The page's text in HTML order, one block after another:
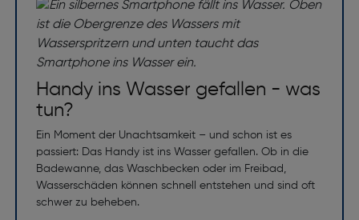
Handy ins Wasser gefallen - was
tun?
Ein Moment der Unachtsamkeit – und schon ist es
passiert: Das Handy ist ins Wasser gefallen. Ob in die
Badewanne, das Waschbecken oder im Freibad,
Wasserschäden können schnell entstehen und sind oft
schwer zu beheben.